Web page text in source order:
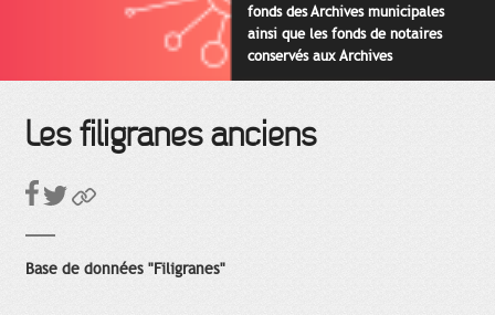
fonds des Archives municipales
ainsi que les fonds de notaires
conservés aux Archives
départementales pour cette
Les filigranes anciens
Base de données "Filigranes"